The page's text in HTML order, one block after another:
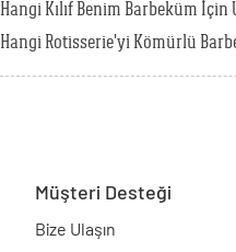
Hangi Kılıf Benim Barbeküm
Hangi Rotisserie'yi Kömürlü
Müşteri Desteği
Bize Ulaşın